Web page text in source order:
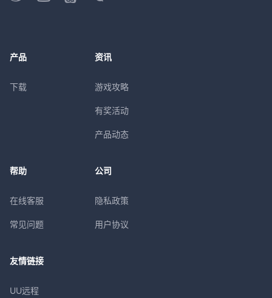
产品
下载
资讯
游戏攻略
有奖活动
产品动态
帮助
在线客服
常见问题
公司
隐私政策
用户协议
友情链接
UU远程